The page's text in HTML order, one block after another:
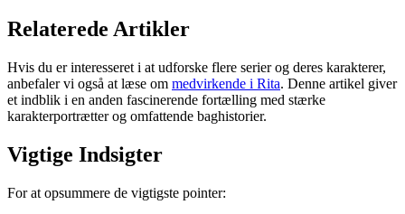
Relaterede Artikler
Hvis du er interesseret i at udforske flere serier og deres karakterer,
anbefaler vi også at læse om medvirkende i Rita. Denne artikel giver
et indblik i en anden fascinerende fortælling med stærke
karakterportrætter og omfattende baghistorier.
Vigtige Indsigter
For at opsummere de vigtigste pointer: